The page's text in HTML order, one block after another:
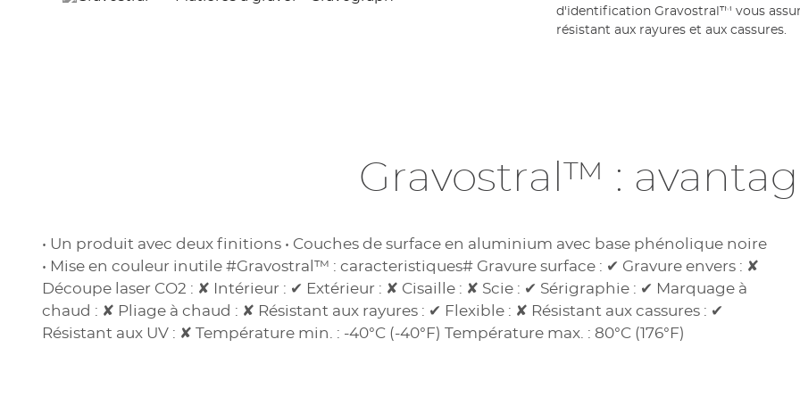
d'identification Gravostral™ vous
résistant aux rayures et aux cassures.
Gravostral™ :
• Un produit avec deux finitions • Couches de surface en aluminium avec base phénolique noire
• Mise en couleur inutile #Gravostral™ : caracteristiques# Gravure surface : ✔ Gravure envers : ✘
Découpe laser CO2 : ✘ Intérieur : ✔ Extérieur : ✘ Cisaille : ✘ Scie : ✔ Sérigraphie : ✔ Marquage à
chaud : ✘ Pliage à chaud : ✘ Résistant aux rayures : ✔ Flexible : ✘ Résistant aux cassures : ✔
Résistant aux UV : ✘ Température min. : -40°C (-40°F) Température max. : 80°C (176°F)